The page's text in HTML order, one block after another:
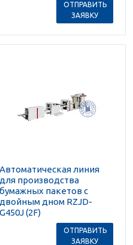
ОТПРАВИТЬ
ЗАЯВКУ
Автоматическая линия
для производства
бумажных пакетов с
двойным дном RZJD-
G450J (2F)
ОТПРАВИТЬ
ЗАЯВКУ